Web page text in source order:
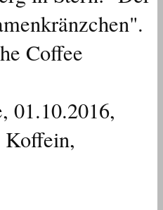
Coffee
01.10.2016,
Koffein,